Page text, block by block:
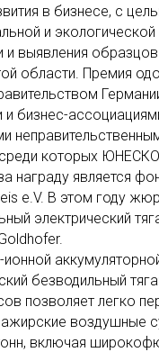
в бизнесе, с
и экологической
и выявления
области. Премия
и бизнес-
среди которых
награду является
e.V. В этом году
электрический
ионной
безводильный
позволяет легко
воздушные
включая